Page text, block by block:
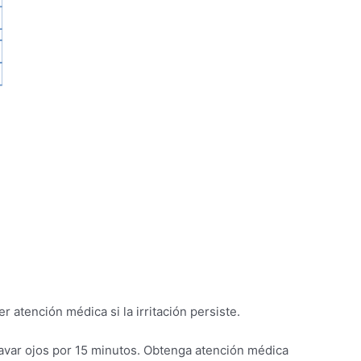
atención médica si la irritación persiste.
ojos por 15 minutos. Obtenga atención médica